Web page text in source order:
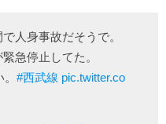
人身事故だそうで。
急停止してた。
#西武線 pic.twitter.co